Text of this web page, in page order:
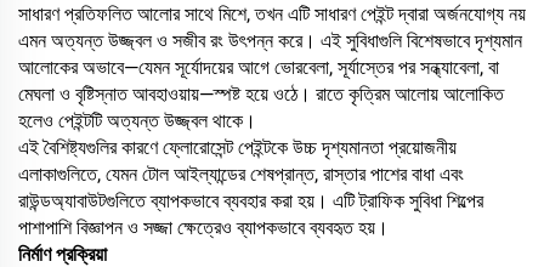
সাধারণ প্রতিফলিত আলোর সাথে মিশে, তখন এটি সাধারণ পেইন্ট দ্বারা অর্জনযোগ্য নয়
এমন অত্যন্ত উজ্জ্বল ও সজীব রং উৎপন্ন করে। এই সুবিধাগুলি বিশেষভাবে দৃশ্যমান
আলোকের অভাবে—যেমন সূর্যোদয়ের আগে ভোরবেলা, সূর্যাস্তের পর সন্ধ্যাবেলা, বা
মেঘলা ও বৃষ্টিস্নাত আবহাওয়ায়—স্পষ্ট হয়ে ওঠে। রাতে কৃত্রিম আলোয় আলোকিত
হলেও পেইন্টটি অত্যন্ত উজ্জ্বল থাকে।
এই বৈশিষ্ট্যগুলির কারণে ফ্লোরোসেন্ট পেইন্টকে উচ্চ দৃশ্যমানতা প্রয়োজনীয়
এলাকাগুলিতে, যেমন টোল আইল্যান্ডের শেষপ্রান্ত, রাস্তার পাশের বাধা এবং
রাউন্ডঅ্যাবাউটগুলিতে ব্যাপকভাবে ব্যবহার করা হয়। এটি ট্রাফিক সুবিধা শিল্পের
পাশাপাশি বিজ্ঞাপন ও সজ্জা ক্ষেত্রেও ব্যাপকভাবে ব্যবহৃত হয়।
নির্মাণ প্রক্রিয়া